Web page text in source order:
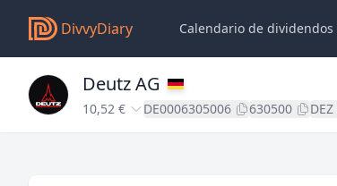
DivvyDiary Calendario de dividendos
Deutz AG
10,52 € DE0006305006 630500 DEZ